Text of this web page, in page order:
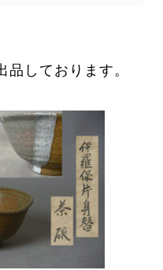
しております。